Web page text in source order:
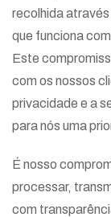
recolhida
que funciona
Este
com os nossos
privacidade e a
para nós uma
É nosso
processar,
com